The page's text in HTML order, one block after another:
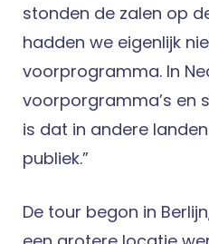
stonden de zalen op
hadden we eigenlijk
voorprogramma. In
voorporgramma’s en
is dat in andere
publiek.”
De tour begon in